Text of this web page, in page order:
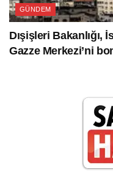
GÜNDEM
Dışişleri Bakanlığı,
Gazze Merkezi’ni